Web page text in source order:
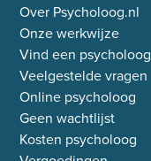
Over Psycholoog.nl
Onze werkwijze
Vind een psycholoog
Veelgestelde vragen
Online psycholoog
Geen wachtlijst
Kosten psycholoog